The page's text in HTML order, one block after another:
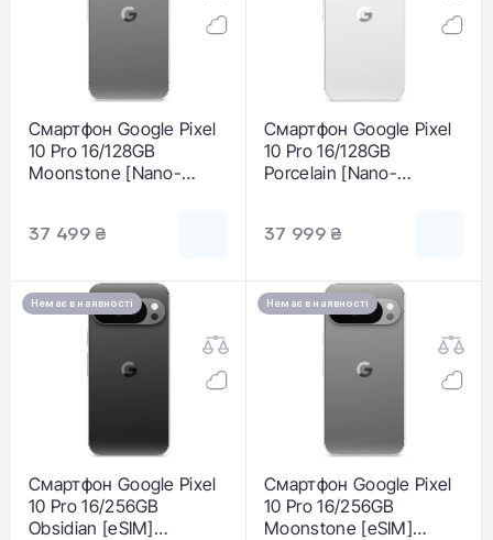
Смартфон Google Pixel
10 Pro 16/128GB
Moonstone [Nano-
37 499 ₴
Смартфон Google Pixel
10 Pro 16/128GB
Porcelain [Nano-
37 999 ₴
Немає в наявності
Смартфон Google Pixel
10 Pro 16/256GB
Obsidian [eSIM]
Немає в наявності
Смартфон Google Pixel
10 Pro 16/256GB
Moonstone [eSIM]